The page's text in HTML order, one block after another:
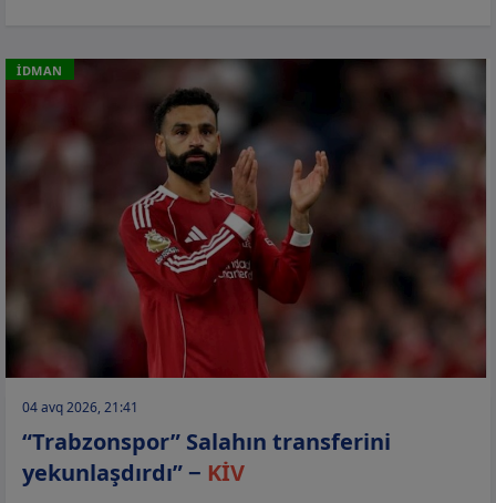
İDMAN
04 avq 2026, 21:41
“Trabzonspor” Salahın transferini
yekunlaşdırdı” − KİV